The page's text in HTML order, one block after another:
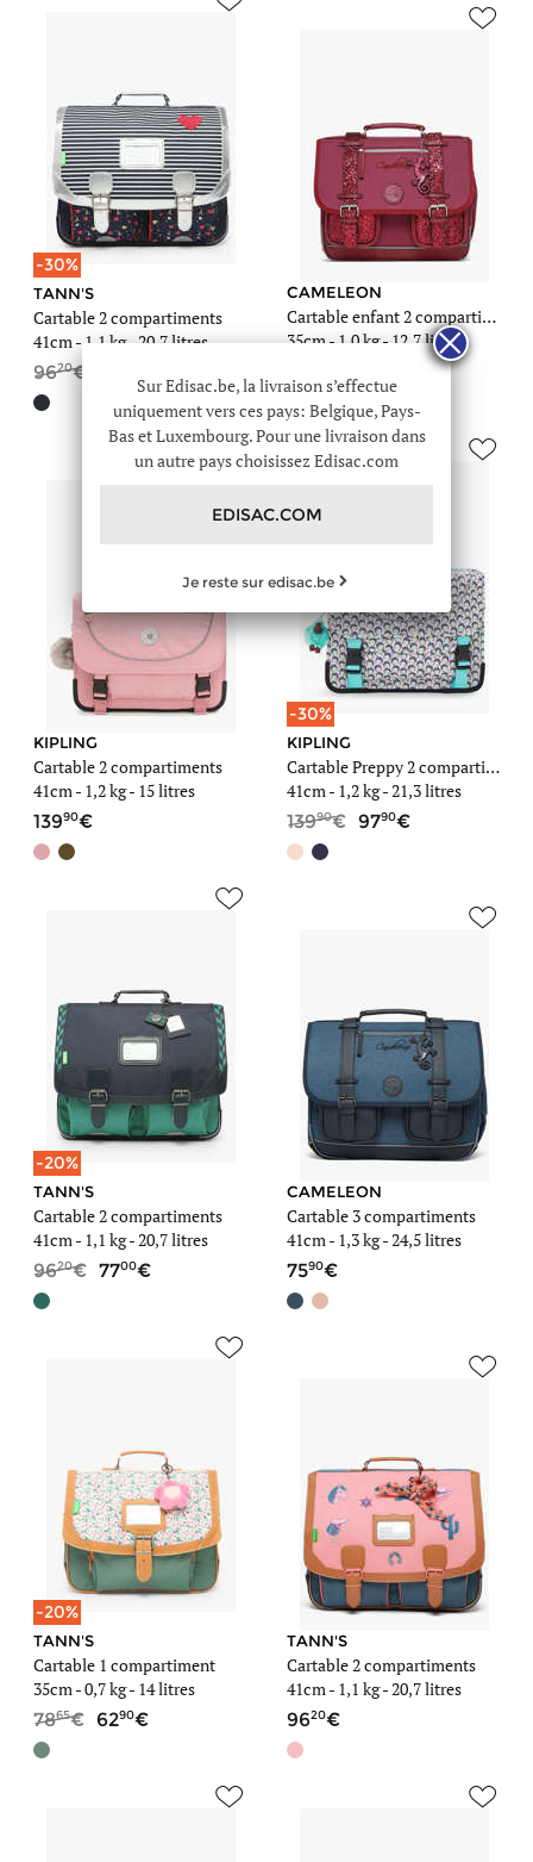
-30%
TANN'S
Cartable 2 compartiments
41cm - 1,1 kg- 20,7 litres
9620
CAMELEON
Cartable enfant 2 compartiments
35cm -1,0 kg- 12,7 litres
KIPLING
Cartable 2 compartiments
41cm - 1,2 kg- 15 litres
13990
-30%
KIPLING
Cartable Preppy 2 compartiments
41cm - 1,2 kg- 21,3 litres
13990 9790
-20%
TANN'S
Cartable 2 compartiments
41cm - 1,1 kg- 20,7 litres
9620 7700
CAMELEON
Cartable 3 compartiments
41cm - 1,3 kg- 24,5 litres
7590
-20%
TANN'S
Cartable 1 compartiment
35cm -0,7 kg- 14 litres
7865 6290
TANN'S
Cartable 2 compartiments
41cm - 1,1 kg- 20,7 litres
9620
Sur Edisac.be, la livraison s’effectue
uniquement vers ces pays: Belgique, Pays-
Bas et Luxembourg. Pour une livraison dans
un autre pays choisissez Edisac.com
EDISAC.COM
Je reste sur edisac.be